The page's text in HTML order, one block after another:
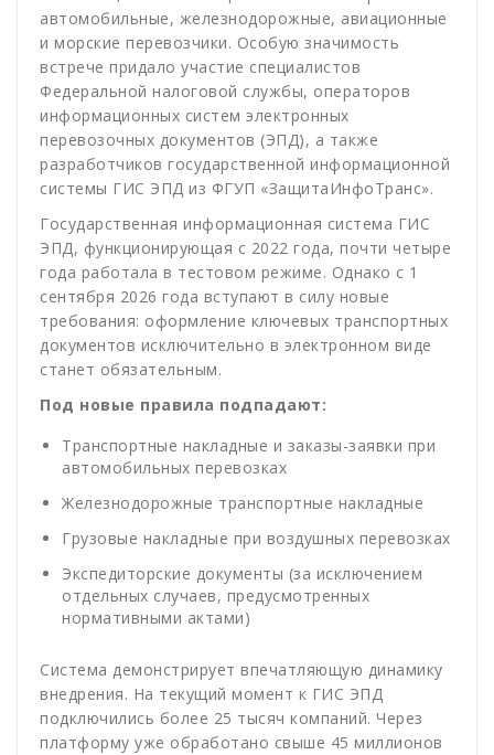
автомобильные, железнодорожные, авиационные
и морские перевозчики. Особую значимость
встрече придало участие специалистов
Федеральной налоговой службы, операторов
информационных систем электронных
перевозочных документов (ЭПД), а также
разработчиков государственной информационной
системы ГИС ЭПД из ФГУП «ЗащитаИнфоТранс».
Государственная информационная система ГИС
ЭПД, функционирующая с 2022 года, почти четыре
года работала в тестовом режиме. Однако с 1
сентября 2026 года вступают в силу новые
требования: оформление ключевых транспортных
документов исключительно в электронном виде
станет обязательным.
Под новые правила подпадают:
Транспортные накладные и заказы-заявки при
автомобильных перевозках
Железнодорожные транспортные накладные
Грузовые накладные при воздушных перевозках
Экспедиторские документы (за исключением
отдельных случаев, предусмотренных
нормативными актами)
Система демонстрирует впечатляющую динамику
внедрения. На текущий момент к ГИС ЭПД
подключились более 25 тысяч компаний. Через
платформу уже обработано свыше 45 миллионов